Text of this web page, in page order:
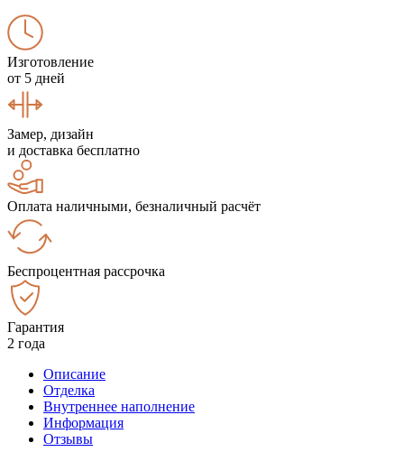
Изготовление
от 5 дней
Замер, дизайн
и доставка бесплатно
Оплата наличными, безналичный расчёт
Беспроцентная рассрочка
Гарантия
2 года
Описание
Отделка
Внутреннее наполнение
Информация
Отзывы